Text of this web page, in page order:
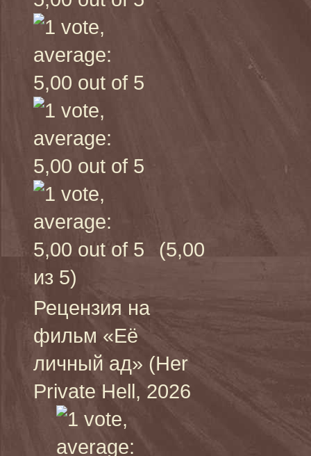
(5,00
из 5)
Рецензия на
фильм «Её
личный ад» (Her
Private Hell, 2026